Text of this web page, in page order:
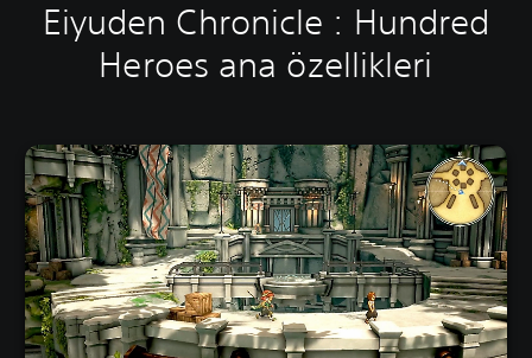
Eiyuden Chronicle : Hundred
Heroes ana özellikleri